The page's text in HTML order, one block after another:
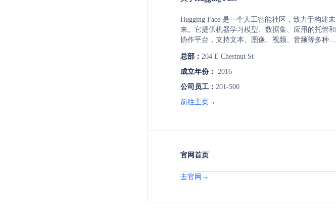
Hugging Face 是一个人工智能社区，致力于构建未
来。它提供机器学习模型、数据集、应用的托管和
协作平台，支持文本、图像、视频、音频等多种模
Transformers、Diffusers等，助力开发者加速机器学
习项目的开发。
总部： 204 E Chestnut St
成立年份： 2016
公司员工： 201-500
前往主页→
官网首页
去官网→